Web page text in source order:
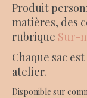
Produit
matières, des
rubrique Sur-
Chaque sac
atelier.
Disponible sur